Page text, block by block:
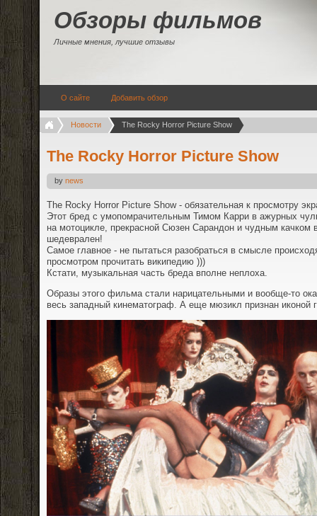
Обзоры фильмов
Личные мнения, лучшие отзывы
О сайте Добавить обзор
Новости The Rocky Horror Picture Show
The Rocky Horror Picture Show
by news
The Rocky Horror Picture Show - обязательная к просмотру
Этот бред с умопомрачительным Тимом Карри в ажурных
на мотоцикле, прекрасной Сюзен Сарандон и чудным качком
шедеврален!
Самое главное - не пытаться разобраться в смысле
просмотром прочитать википедию )))
Кстати, музыкальная часть бреда вполне неплоха.
Образы этого фильма стали нарицательными и вообще-то
весь западный кинематограф. А еще мюзикл признан иконой